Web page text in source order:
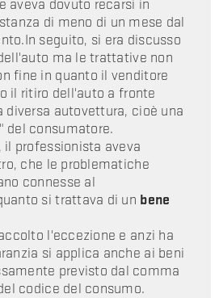
aveva dovuto recarsi in
di meno di un mese dal
seguito, si era discusso
ma le trattative non
fine in quanto il venditore
il ritiro dell'auto a fronte
diversa autovettura, cioè una
del consumatore.
professionista aveva
che le problematiche
connesse al
si trattava di un bene
l'eccezione e anzi ha
si applica anche ai beni
previsto dal comma
codice del consumo.